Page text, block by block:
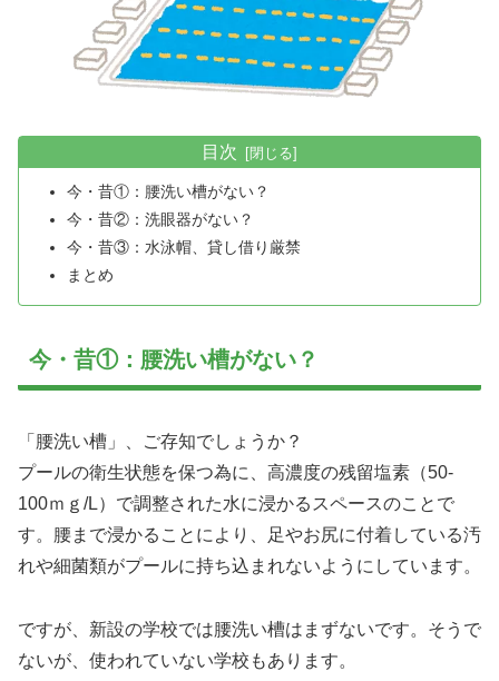
目次
今・昔①：腰洗い槽がない？
今・昔②：洗眼器がない？
今・昔③：水泳帽、貸し借り厳禁
まとめ
今・昔①：腰洗い槽がない？
「腰洗い槽」、ご存知でしょうか？
プールの衛生状態を保つ為に、高濃度の残留塩素（50-
100ｍｇ/L）で調整された水に浸かるスペースのことで
す。腰まで浸かることにより、足やお尻に付着している汚
れや細菌類がプールに持ち込まれないようにしています。
ですが、新設の学校では腰洗い槽はまずないです。そうで
ないが、使われていない学校もあります。